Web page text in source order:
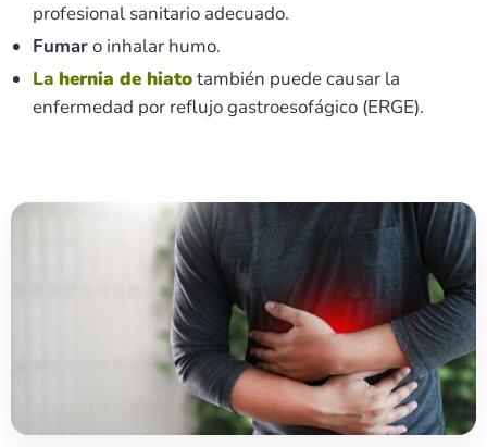
profesional sanitario adecuado.
Fumaro inhalar humo.
La hernia de hiatotambién puede causar la
enfermedad por reflujo gastroesofágico (ERGE).